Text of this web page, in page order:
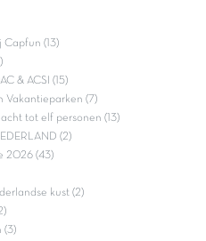
(13)
& ACSI (15)
Vakantieparken (7)
tot elf personen (13)
(2)
2026 (43)
kust (2)
(3)